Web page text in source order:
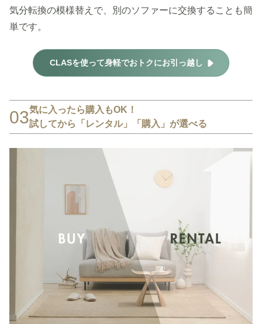
気分転換の模様替えで、別のソファーに交換することも簡
単です。
CLASを使って身軽でおトクにお引っ越し
03気に入ったら購入もOK！
試してから「レンタル」「購入」が選べる